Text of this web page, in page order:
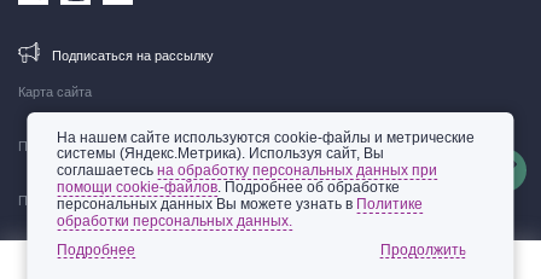
Карта сайта
Правовая информация
Политика обработки персональных данных
Подписаться на рассылку
© 2002-2026 ООО «Пепеляев Групп»
На нашем сайте используются cookie-файлы и метрические
системы (Яндекс.Метрика). Используя сайт, Вы
соглашаетесьна обработку персональных данных при
помощи cookie-файлов. Подробнее об обработке
персональных данных Вы можете узнать в Политике
обработки персональных данных.
Подробнее